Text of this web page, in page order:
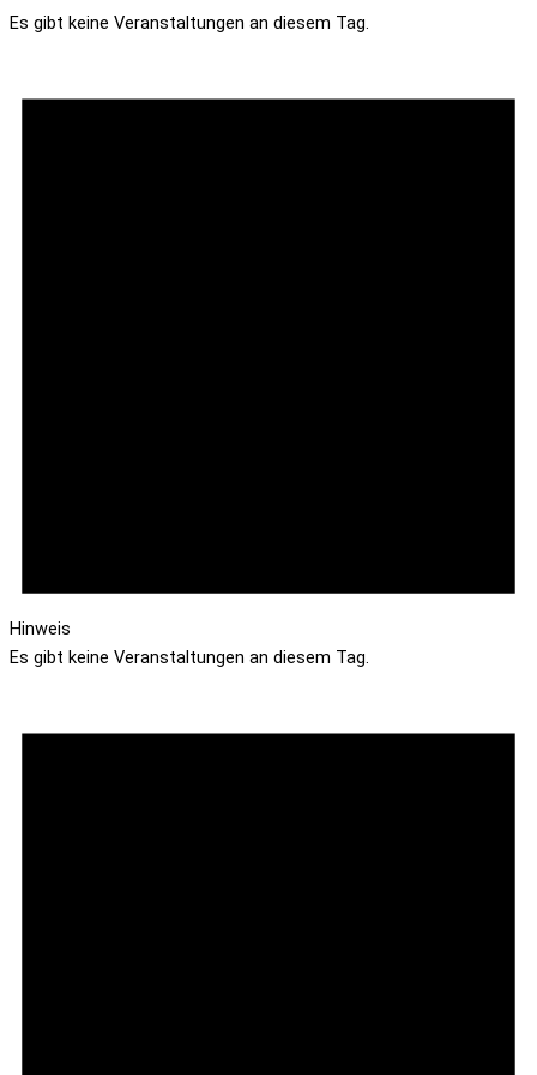
Es gibt keine Veranstaltungen an diesem Tag.
Hinweis
Es gibt keine Veranstaltungen an diesem Tag.